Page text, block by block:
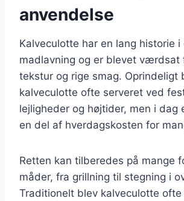
anvendelse
Kalveculotte har en lang historie i
madlavning og er blevet værdsat
tekstur og rige smag. Oprindeligt
kalveculotte ofte serveret ved
lejligheder og højtider, men i dag
en del af hverdagskosten for
Retten kan tilberedes på mange
måder, fra grillning til stegning i
Traditionelt blev kalveculotte ofte